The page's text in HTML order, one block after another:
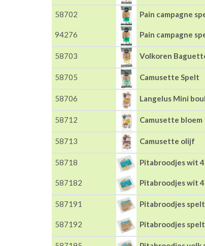
58702 Pain campagne
94276 Pain campagne
58703 Volkoren
58705 Camusette Spelt
58706 Langelus Mini
58712 Camusette bloem
58713 Camusette olijf
58718 Pitabroodjes wit
587182 Pitabroodjes wit
587191 Pitabroodjes
587192 Pitabroodjes